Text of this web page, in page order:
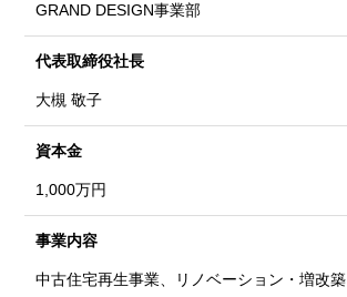
GRAND DESIGN事業部
代表取締役社長
大槻 敬子
資本金
1,000万円
事業内容
中古住宅再生事業、リノベーション・増改築